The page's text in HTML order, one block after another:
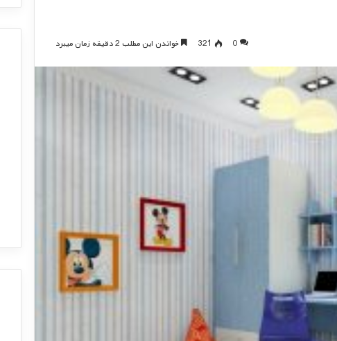
0
321 خواندن این مطلب 2 دقیقه زمان میبرد